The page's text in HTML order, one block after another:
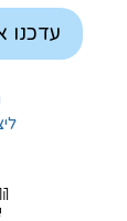
עדכנו